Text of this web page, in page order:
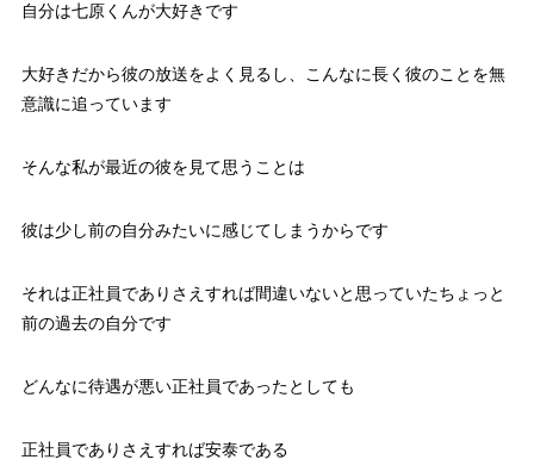
自分は七原くんが大好きです
大好きだから彼の放送をよく見るし、こんなに長く彼のことを無
意識に追っています
そんな私が最近の彼を見て思うことは
彼は少し前の自分みたいに感じてしまうからです
それは正社員でありさえすれば間違いないと思っていたちょっと
前の過去の自分です
どんなに待遇が悪い正社員であったとしても
正社員でありさえすれば安泰である